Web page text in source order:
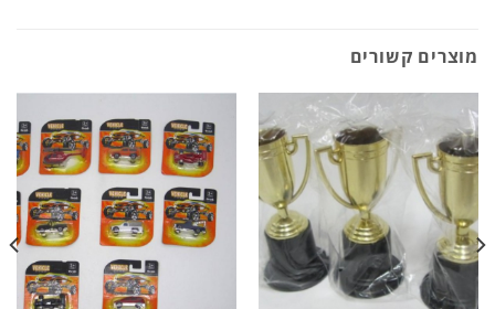
מוצרים קשורים